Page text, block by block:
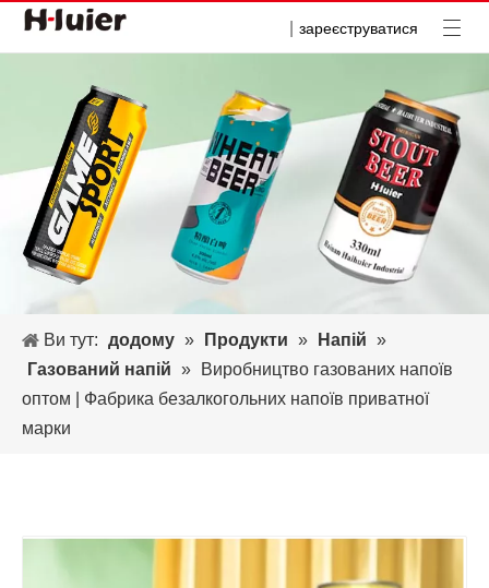
зареєструватися
Ви тут: додому » Продукти » Напій »
Газований напій »
Виробництво газованих напоїв
оптом | Фабрика безалкогольних напоїв приватної
марки